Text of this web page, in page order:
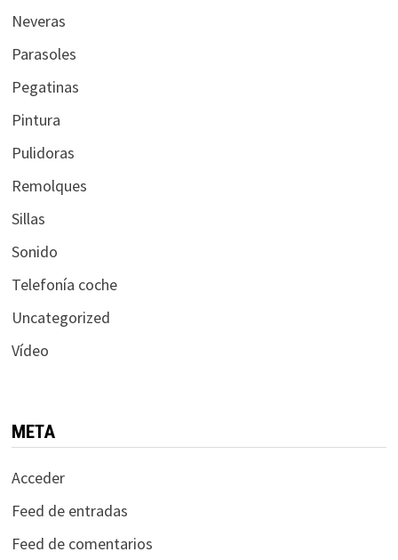
Neveras
Parasoles
Pegatinas
Pintura
Pulidoras
Remolques
Sillas
Sonido
Telefonía coche
Uncategorized
Vídeo
META
Acceder
Feed de entradas
Feed de comentarios